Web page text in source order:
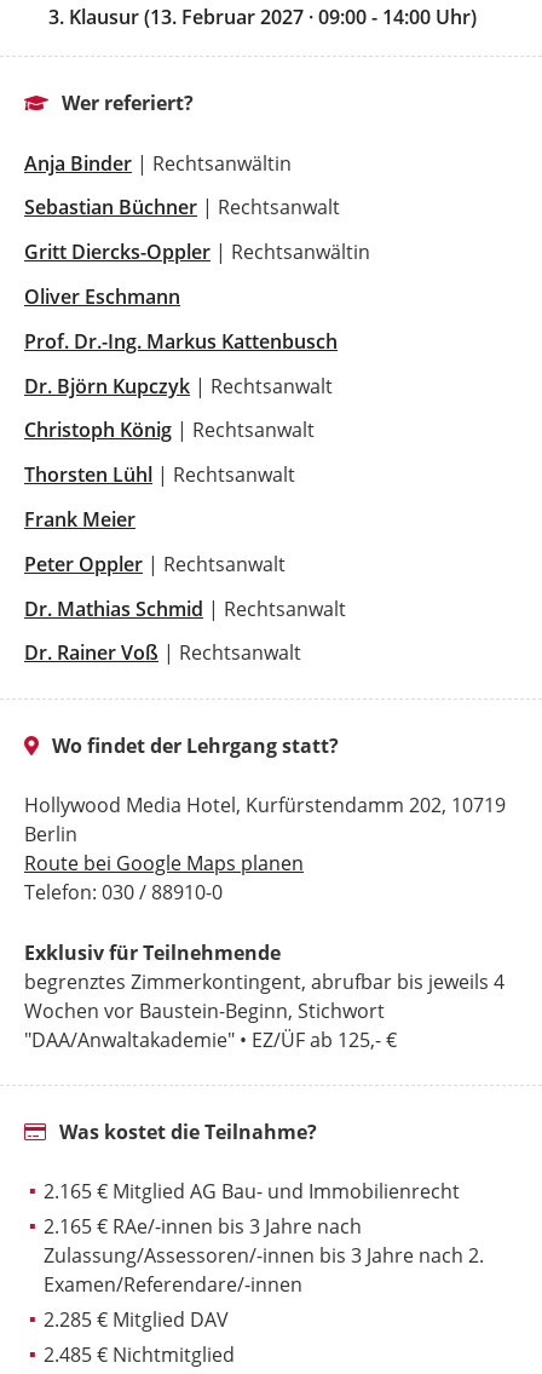
3. Klausur (13. Februar 2027 · 09:00 - 14:00 Uhr)
Wer referiert?
Anja Binder | Rechtsanwältin
Sebastian Büchner | Rechtsanwalt
Gritt Diercks-Oppler | Rechtsanwältin
Oliver Eschmann
Prof. Dr.-Ing. Markus Kattenbusch
Dr. Björn Kupczyk | Rechtsanwalt
Christoph König | Rechtsanwalt
Thorsten Lühl | Rechtsanwalt
Frank Meier
Peter Oppler | Rechtsanwalt
Dr. Mathias Schmid | Rechtsanwalt
Dr. Rainer Voß | Rechtsanwalt
Wo findet der Lehrgang statt?
Hollywood Media Hotel, Kurfürstendamm 202, 10719
Berlin
Route bei Google Maps planen
Telefon: 030 / 88910-0
Exklusiv für Teilnehmende
begrenztes Zimmerkontingent, abrufbar bis jeweils 4
Wochen vor Baustein-Beginn, Stichwort
"DAA/Anwaltakademie" • EZ/ÜF ab 125,- €
Was kostet die Teilnahme?
2.165 € Mitglied AG Bau- und Immobilienrecht
2.165 € RAe/-innen bis 3 Jahre nach
Zulassung/Assessoren/-innen bis 3 Jahre nach 2.
Examen/Referendare/-innen
2.285 € Mitglied DAV
2.485 € Nichtmitglied